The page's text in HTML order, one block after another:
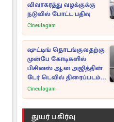
விவாகரத்து வழக்குக்கு
நடுவில் போட்ட பதிவு
Cineulagam
ஷுட்டிங் தொடங்குவதற்கு
முன்பே கோடிகளில்
பிசினஸ் ஆன அஜித்தின்
டேர் டெவில் திரைப்படம்...
Cineulagam
துயர் பகிர்வு